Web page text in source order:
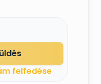
személye, a
a szertartás
felfedése